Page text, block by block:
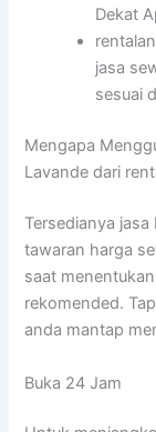
Dekat
jasa
sesuai
Mengapa
Lavande dari
Tersedianya
tawaran harga
saat
rekomended.
anda mantap
Buka 24 Jam